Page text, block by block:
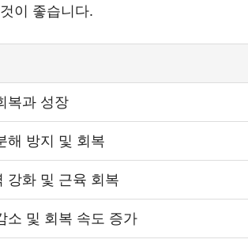
이 좋습니다.
복과 성장
해 방지 및 회복
강화 및 근육 회복
소 및 회복 속도 증가